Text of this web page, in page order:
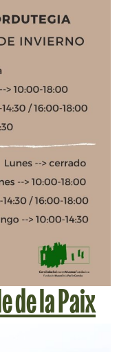
de la Paix